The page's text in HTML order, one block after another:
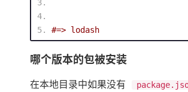
#=> lodash
哪个版本的包被安装
在本地目录中如果没有